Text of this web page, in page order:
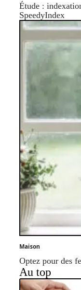
Étude :
SpeedyIndex
Maison
Optez pour des
Au top